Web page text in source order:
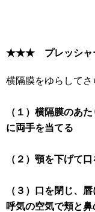
★★★ プレッシャ
横隔膜をゆらしてさ
（１）横隔膜のあ
に両手を当てる
（２）顎を下げて
（３）口を閉じ、
呼気の空気で頬と